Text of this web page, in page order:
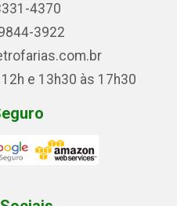
4370
3922
e 13h30 às 17h30